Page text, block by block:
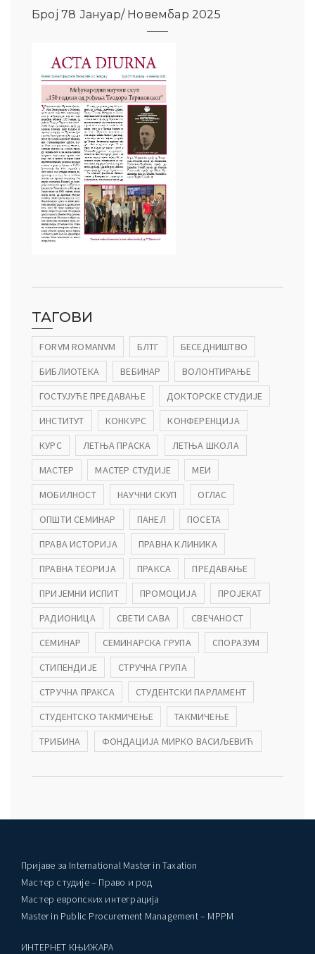
Број 78 Јануар/ Новембар 2025
ТАГОВИ
FORVM ROMANVM БЛТГ
БЕСЕДНИШТВО
БИБЛИОТЕКА
ВЕБИНАР
ВОЛОНТИРАЊЕ
ГОСТУЈУЋЕ ПРЕДАВАЊЕ
ДОКТОРСКЕ СТУДИЈЕ
ИНСТИТУТ
КОНКУРС
КОНФЕРЕНЦИЈА
КУРС
ЛЕТЊА ПРАСКА
ЛЕТЊА ШКОЛА
МАСТЕР
МАСТЕР СТУДИЈЕ
МЕИ
МОБИЛНОСТ
НАУЧНИ СКУП
ОГЛАС
ОПШТИ СЕМИНАР
ПАНЕЛ
ПОСЕТА
ПРАВА ИСТОРИЈА
ПРАВНА КЛИНИКА
ПРАВНА ТЕОРИЈА
ПРАКСА
ПРЕДАВАЊЕ
ПРИЈЕМНИ ИСПИТ
ПРОМОЦИЈА
ПРОЈЕКАТ
РАДИОНИЦА
СВЕТИ САВА
СВЕЧАНОСТ
СЕМИНАР
СЕМИНАРСКА ГРУПА
СПОРАЗУМ
СТИПЕНДИЈЕ
СТРУЧНА ГРУПА
СТРУЧНА ПРАКСА
СТУДЕНТСКИ ПАРЛАМЕНТ
СТУДЕНТСКО ТАКМИЧЕЊЕ
ТАКМИЧЕЊЕ
ТРИБИНА
ФОНДАЦИЈА МИРКО ВАСИЉЕВИЋ
Пријаве за International Master in Taxation
Мастер студије – Право и род
Мастер европских интеграција
Master in Public Procurement Management – MPPM
ИНТЕРНЕТ КЊИЖАРА